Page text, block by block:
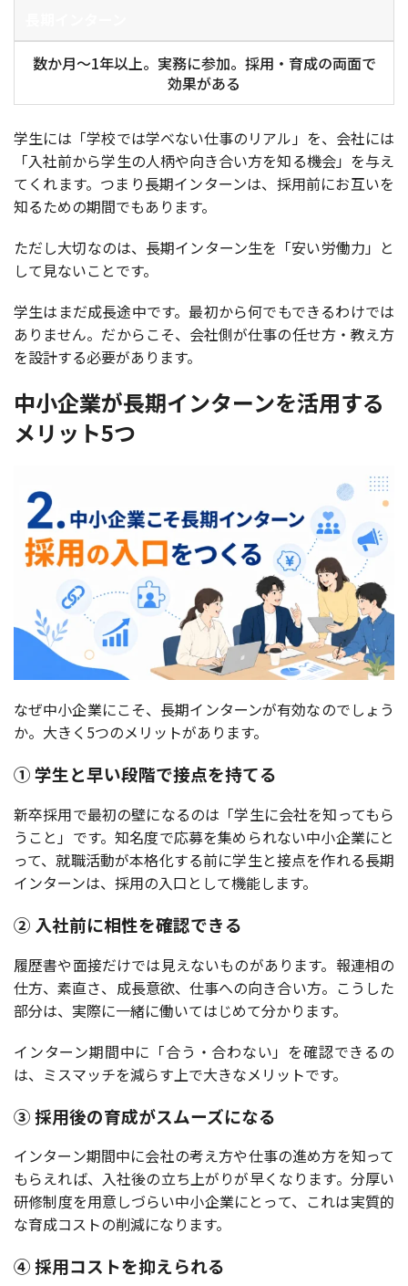
数か月〜1年以上。実務に参加。採用・育成の両面で
効果がある
学生には「学校では学べない仕事のリアル」を、会社には
「入社前から学生の人柄や向き合い方を知る機会」を与え
てくれます。つまり長期インターンは、採用前にお互いを
知るための期間でもあります。
ただし大切なのは、長期インターン生を「安い労働力」と
して見ないことです。
学生はまだ成長途中です。最初から何でもできるわけでは
ありません。だからこそ、会社側が仕事の任せ方・教え方
を設計する必要があります。
中小企業が長期インターンを活用する
メリット5つ
なぜ中小企業にこそ、長期インターンが有効なのでしょう
か。大きく5つのメリットがあります。
① 学生と早い段階で接点を持てる
新卒採用で最初の壁になるのは「学生に会社を知ってもら
うこと」です。知名度で応募を集められない中小企業にと
って、就職活動が本格化する前に学生と接点を作れる長期
インターンは、採用の入口として機能します。
② 入社前に相性を確認できる
履歴書や面接だけでは見えないものがあります。報連相の
仕方、素直さ、成長意欲、仕事への向き合い方。こうした
部分は、実際に一緒に働いてはじめて分かります。
インターン期間中に「合う・合わない」を確認できるの
は、ミスマッチを減らす上で大きなメリットです。
③ 採用後の育成がスムーズになる
インターン期間中に会社の考え方や仕事の進め方を知って
もらえれば、入社後の立ち上がりが早くなります。分厚い
研修制度を用意しづらい中小企業にとって、これは実質的
な育成コストの削減になります。
④ 採用コストを抑えられる